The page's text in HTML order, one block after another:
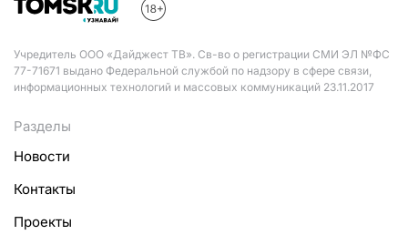
Учредитель ООО «Дайджест ТВ». Св-во о регистрации СМИ ЭЛ №ФС
77-71671 выдано Федеральной службой по надзору в сфере связи,
информационных технологий и массовых коммуникаций 23.11.2017
Разделы
Новости
Контакты
Проекты